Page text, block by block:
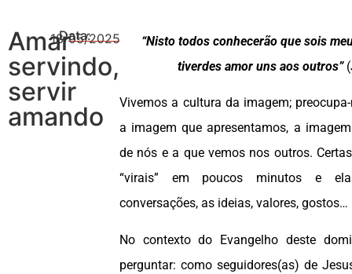
Amar
servindo,
servir
amando
Data:
18/05/2025
“Nisto todos conhecerão que sois
tiverdes amor uns aos outros”
Vivemos a cultura da imagem;
a imagem que apresentamos, a
de nós e a que vemos nos outros.
“virais” em poucos minutos e
conversações, as ideias, valores, gostos…
No contexto do Evangelho deste
perguntar: como seguidores(as) de